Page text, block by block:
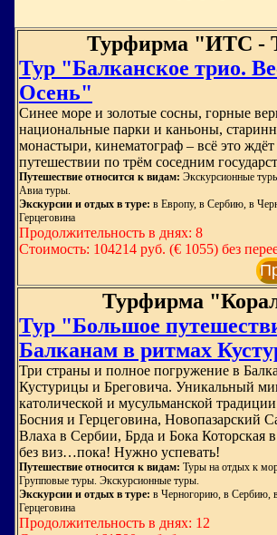
Турфирма "ИТС -
Тур "Балканское трио.
Осень"
Синее море и золотые сосны, горные
национальные парки и каньоны,
монастыри, кинематограф – всё это ждёт
путешествии по трём соседним
Путешествие относится к видам: Экскурсионные
Авиа туры.
Экскурсии и отдых в туре: в Европу, в Сербию, в
Герцеговина
Продолжительность в днях: 8
Стоимость: 104214 руб. (€ 1055) без
Турфирма
Тур "Большое
Балканам в ритмах
Три страны и полное погружение в
Кустурицы и Бреговича. Уникальный
католической и мусульманской
Босния и Герцеговина, Новопазарский
Влаха в Сербии, Брда и Бока Которская
без виз…пока! Нужно успевать!
Путешествие относится к видам: Туры на отдых к
Групповые туры. Экскурсионные туры.
Экскурсии и отдых в туре: в Черногорию, в Сербию,
Герцеговина
Продолжительность в днях: 12